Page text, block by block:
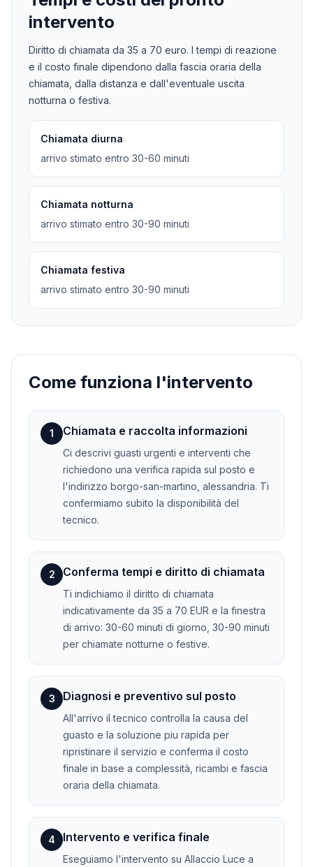
intervento
Diritto di chiamata da 35 a 70 euro. I tempi di reazione
e il costo finale dipendono dalla fascia oraria della
chiamata, dalla distanza e dall'eventuale uscita
notturna o festiva.
Chiamata diurna
arrivo stimato entro 30-60 minuti
Chiamata notturna
arrivo stimato entro 30-90 minuti
Chiamata festiva
arrivo stimato entro 30-90 minuti
Come funziona l'intervento
1 Chiamata e raccolta informazioni
Ci descrivi guasti urgenti e interventi che
richiedono una verifica rapida sul posto e
l'indirizzo borgo-san-martino, alessandria. Ti
confermiamo subito la disponibilità del
tecnico.
2 Conferma tempi e diritto di chiamata
Ti indichiamo il diritto di chiamata
indicativamente da 35 a 70 EUR e la finestra
di arrivo: 30-60 minuti di giorno, 30-90 minuti
per chiamate notturne o festive.
3 Diagnosi e preventivo sul posto
All'arrivo il tecnico controlla la causa del
guasto e la soluzione piu rapida per
ripristinare il servizio e conferma il costo
finale in base a complessità, ricambi e fascia
oraria della chiamata.
4 Intervento e verifica finale
Eseguiamo l'intervento su Allaccio Luce a